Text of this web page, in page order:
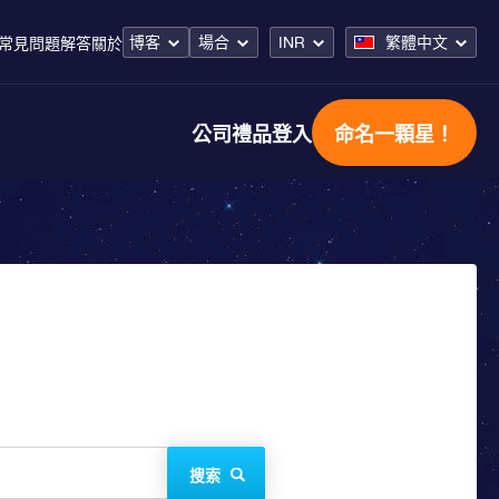
見問題解答關於 博客 場合 INR 繁體中文
公司禮品登入 命名一顆星！
搜索